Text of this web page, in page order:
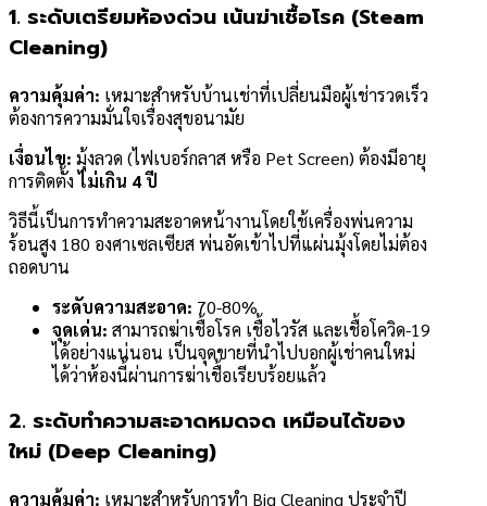
1. ระดับเตรียมห้องด่วน เน้นฆ่าเชื้อโรค (Steam
Cleaning)
ความคุ้มค่า: เหมาะสำหรับบ้านเช่าที่เปลี่ยนมือผู้เช่ารวดเร็ว
ต้องการความมั่นใจเรื่องสุขอนามัย
เงื่อนไข: มุ้งลวด (ไฟเบอร์กลาส หรือ Pet Screen) ต้องมีอายุ
การติดตั้งไม่เกิน 4 ปี
วิธีนี้เป็นการทำความสะอาดหน้างานโดยใช้เครื่องพ่นความ
ร้อนสูง 180 องศาเซลเซียส พ่นอัดเข้าไปที่แผ่นมุ้งโดยไม่ต้อง
ถอดบาน
ระดับความสะอาด: 70-80%
จุดเด่น: สามารถฆ่าเชื้อโรค เชื้อไวรัส และเชื้อโควิด-19
ได้อย่างแน่นอน เป็นจุดขายที่นำไปบอกผู้เช่าคนใหม่
ได้ว่าห้องนี้ผ่านการฆ่าเชื้อเรียบร้อยแล้ว
2. ระดับทำความสะอาดหมดจด เหมือนได้ของ
ใหม่ (Deep Cleaning)
ความคุ้มค่า: เหมาะสำหรับการทำ Big Cleaning ประจำปี